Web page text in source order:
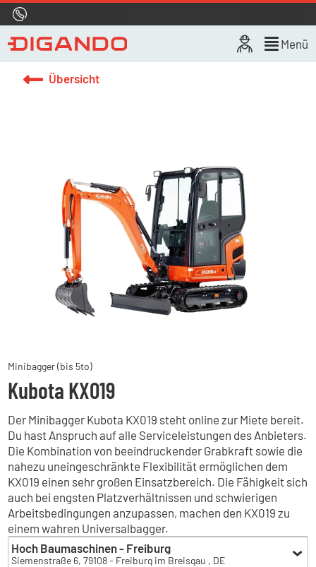
Menü
Übersicht
Minibagger (bis 5to)
Kubota KX019
Der Minibagger Kubota KX019 steht online zur Miete bereit.
Du hast Anspruch auf alle Serviceleistungen des Anbieters.
Die Kombination von beeindruckender Grabkraft sowie die
nahezu uneingeschränkte Flexibilität ermöglichen dem
KX019 einen sehr großen Einsatzbereich. Die Fähigkeit sich
auch bei engsten Platzverhältnissen und schwierigen
Arbeitsbedingungen anzupassen, machen den KX019 zu
einem wahren Universalbagger.
Hoch Baumaschinen - Freiburg
Siemenstraße 6, 79108 - Freiburg im Breisgau , DE